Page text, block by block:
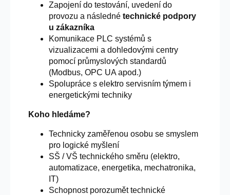
Zapojení do testování, uvedení do
provozu a následné technické podpory
u zákazníka
Komunikace PLC systémů s
vizualizacemi a dohledovými centry
pomocí průmyslových standardů
(Modbus, OPC UA apod.)
Spolupráce s elektro servisním týmem i
energetickými techniky
Koho hledáme?
Technicky zaměřenou osobu se smyslem
pro logické myšlení
SŠ / VŠ technického směru (elektro,
automatizace, energetika, mechatronika,
IT)
Schopnost porozumět technické